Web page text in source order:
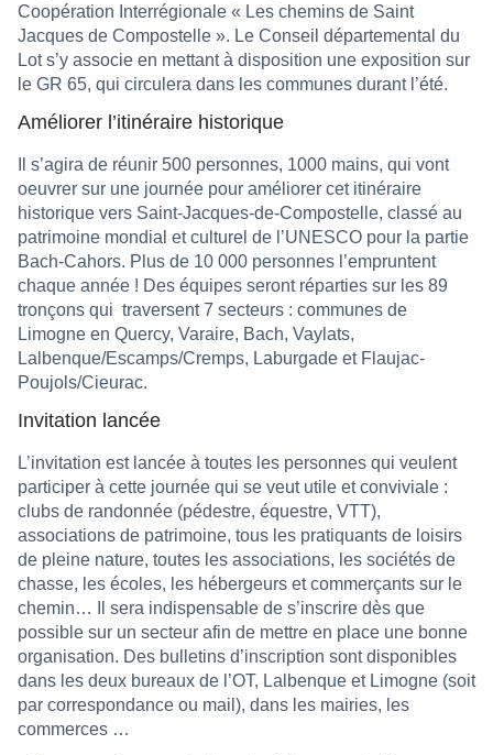
Coopération Interrégionale « Les chemins de Saint
Jacques de Compostelle ». Le Conseil départemental du
Lot s’y associe en mettant à disposition une exposition sur
le GR 65, qui circulera dans les communes durant l’été.
Améliorer l’itinéraire historique
Il s’agira de réunir 500 personnes, 1000 mains, qui vont
oeuvrer sur une journée pour améliorer cet itinéraire
historique vers Saint-Jacques-de-Compostelle, classé au
patrimoine mondial et culturel de l’UNESCO pour la partie
Bach-Cahors. Plus de 10 000 personnes l’empruntent
chaque année ! Des équipes seront réparties sur les 89
tronçons qui traversent 7 secteurs : communes de
Limogne en Quercy, Varaire, Bach, Vaylats,
Lalbenque/Escamps/Cremps, Laburgade et Flaujac-
Poujols/Cieurac.
Invitation lancée
L’invitation est lancée à toutes les personnes qui veulent
participer à cette journée qui se veut utile et conviviale :
clubs de randonnée (pédestre, équestre, VTT),
associations de patrimoine, tous les pratiquants de loisirs
de pleine nature, toutes les associations, les sociétés de
chasse, les écoles, les hébergeurs et commerçants sur le
chemin… Il sera indispensable de s’inscrire dès que
possible sur un secteur afin de mettre en place une bonne
organisation. Des bulletins d’inscription sont disponibles
dans les deux bureaux de l’OT, Lalbenque et Limogne (soit
par correspondance ou mail), dans les mairies, les
commerces …